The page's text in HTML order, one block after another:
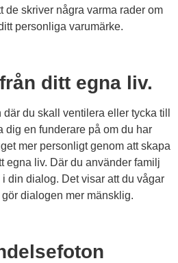
de skriver några varma rader om
personliga varumärke.
ditt egna liv.
du skall ventilera eller tycka till
dig en funderare på om du har
mer personligt genom att skapa
egna liv. Där du använder familj
din dialog. Det visar att du vågar
dialogen mer mänsklig.